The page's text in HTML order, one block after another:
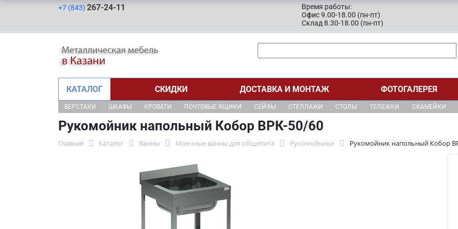
+7 (843) 267-24-11
Время работы:
Офис 9.00-18.00 (пн-пт)
Склад 8.30-18.00 (пн-пт)
КАТАЛОГ СКИДКИ ДОСТАВКА И МОНТАЖ ФОТОГАЛЕРЕЯ
ВЕРСТАКИ ШКАФЫ КРОВАТИ ПОЧТОВЫЕ ЯЩИКИ СЕЙФЫ СТЕЛЛАЖИ СТОЛЫ ТЕЛЕЖКИ СКАМЕЙКИ
Рукомойник напольный Кобор ВРК-50/60
Главная Каталог Ванны Моечные ванны для общепита Рукомойники Рукомойник напольный Кобор